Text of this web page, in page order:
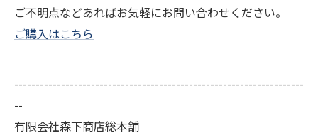
ご不明点などあればお気軽にお問い合わせください。
ご購入はこちら
--------------------------------------------------------------------
--
有限会社森下商店総本舗